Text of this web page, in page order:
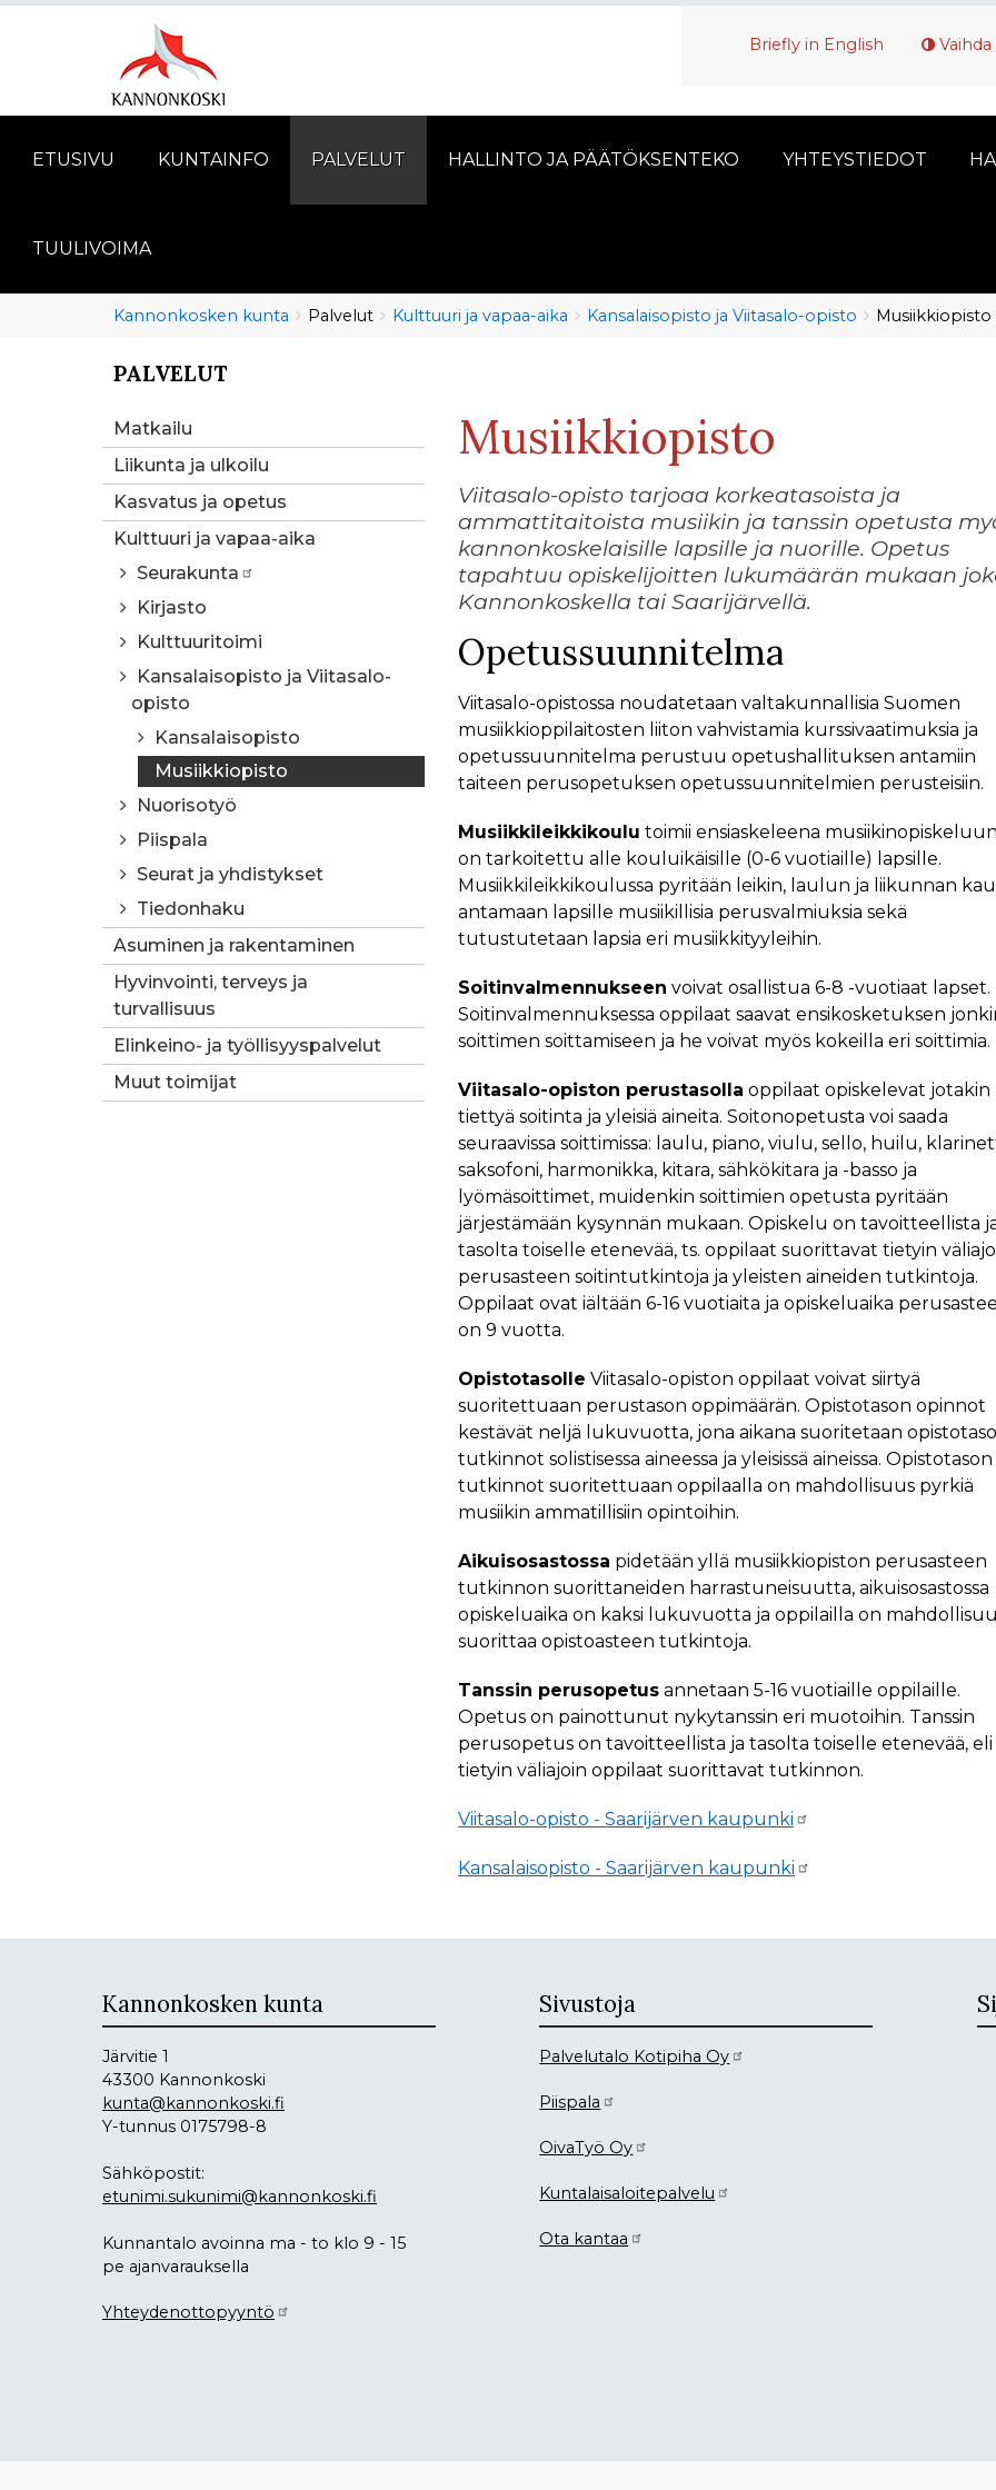
Briefly in English
ETUSIVU KUNTAINFO PALVELUT HALLINTO JA PÄÄTÖKSENTEKO YHTEYSTIEDOT
TUULIVOIMA
Murupolku
You
here:
Kannonkosken kunta Palvelut Kulttuuri ja vapaa-aika Kansalaisopisto ja Viitasalo-opisto Musiikkiopisto
You
here:
PALVELUT
Matkailu
Liikunta ja ulkoilu
Kasvatus ja opetus
Kulttuuri ja vapaa-aika
Seurakunta
Kirjasto
Kulttuuritoimi
Kansalaisopisto ja Viitasalo-
opisto
Kansalaisopisto
Musiikkiopisto
Nuorisotyö
Piispala
Seurat ja yhdistykset
Tiedonhaku
Asuminen ja rakentaminen
Hyvinvointi, terveys ja
turvallisuus
Elinkeino- ja työllisyyspalvelut
Muut toimijat
Musiikkiopisto
Viitasalo-opisto tarjoaa korkeatasoista ja
ammattitaitoista musiikin ja tanssin opetusta
kannonkoskelaisille lapsille ja nuorille. Opetus
tapahtuu opiskelijoitten lukumäärän mukaan
Kannonkoskella tai Saarijärvellä.
Opetussuunnitelma
Viitasalo-opistossa noudatetaan valtakunnallisia Suomen
musiikkioppilaitosten liiton vahvistamia kurssivaatimuksia ja
opetussuunnitelma perustuu opetushallituksen antamiin
taiteen perusopetuksen opetussuunnitelmien perusteisiin.
Musiikkileikkikoulu toimii ensiaskeleena
on tarkoitettu alle kouluikäisille (0-6 vuotiaille) lapsille.
Musiikkileikkikoulussa pyritään leikin, laulun ja liikunnan
anta­maan lapsille musiikillisia perusvalmiuksia sekä
tutustutetaan lapsia eri musiik­kityyleihin.
Soitinvalmennukseen voivat osallistua 6-8 -vuotiaat lapset.
Soitinvalmennuksessa oppi­laat saa­vat ensi­kos­ke­tuk­sen
soitti­men soit­ta­mi­seen ja he voivat myös kokeilla eri soitti­mia.
Viitasalo-opiston perustasolla oppilaat opiskelevat jotakin
tiettyä soitinta ja yleisiä aineita. Soitonopetusta voi saada
seuraavissa soittimissa: laulu, piano, viulu, sello, huilu,
saksofoni, harmonikka, kitara, sähkökitara ja -basso ja
lyömäsoittimet, muidenkin soittimien opetusta pyritään
järjestämään kysynnän mukaan. Opiskelu on tavoitteellista
tasolta toiselle etenevää, ts. oppilaat suorittavat tietyin
perusasteen soitintutkintoja ja yleisten aineiden tutkintoja.
Oppi­laat ovat iältään 6-16 vuoti­ai­ta ja opiskelu­ai­ka
on 9 vuotta.
Opistotasolle Viitasalo-opiston oppilaat voivat siirtyä
suoritettuaan perustason oppimäärän. Opistotason opinnot
kestävät neljä lukuvuotta, jona aikana suoritetaan
tutkinnot solistisessa aineessa ja yleisissä aineissa. Opistotason
tutkinnot suoritettuaan oppilaalla on mahdollisuus pyrkiä
musiikin ammatillisiin opintoihin.
Aikuisosastossa pidetään yllä musiikkiopiston perusasteen
tutkinnon suorittaneiden harrastuneisuutta, aikuisosastossa
opiskeluaika on kaksi lukuvuotta ja oppilailla on
suorittaa opistoasteen tutkintoja.
Tanssin perusopetus annetaan 5-16 vuotiaille oppilaille.
Opetus on painottunut nykytanssin eri muotoihin. Tanssin
perusopetus on tavoitteellista ja tasolta toiselle etenevää, eli
tietyin väliajoin oppilaat suorittavat tutkinnon.
Viitasalo-opisto - Saarijärven kaupunki
Kansalaisopisto - Saarijärven kaupunki
Kannonkosken kunta
Järvitie 1
43300 Kannonkoski
kunta@kannonkoski.fi
Y-tunnus 0175798-8
Sähköpostit:
etunimi.sukunimi@kannonkoski.fi
Kunnantalo avoinna ma - to klo 9 - 15
pe ajanvarauksella
Yhteydenottopyyntö
Sivustoja
Palvelutalo Kotipiha Oy
Piispala
OivaTyö Oy
Kuntalaisaloitepalvelu
Ota kantaa